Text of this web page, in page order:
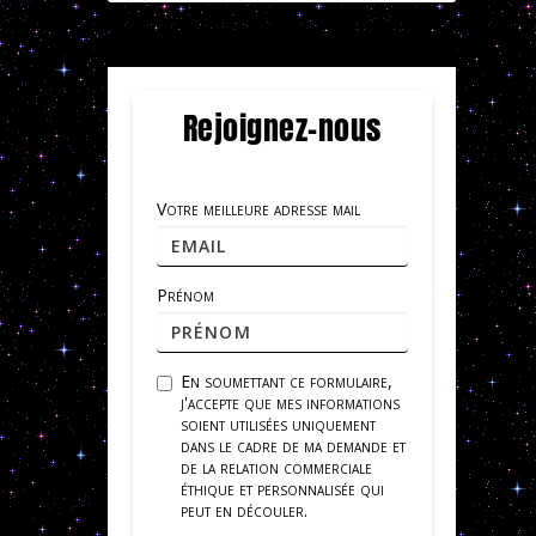
Rejoignez-nous
Votre meilleure adresse mail
Prénom
En soumettant ce formulaire,
j'accepte que mes informations
soient utilisées uniquement
dans le cadre de ma demande et
de la relation commerciale
éthique et personnalisée qui
peut en découler.